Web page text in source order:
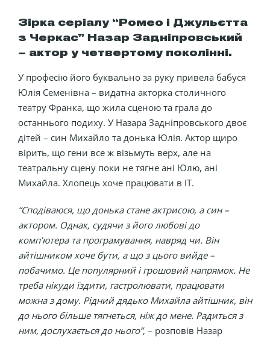
Зірка серіалу “Ромео і Джульєтта
з Черкас” Назар Задніпровський
– актор у четвертому поколінні.
У професію його буквально за руку привела бабуся
Юлія Семенівна – видатна акторка столичного
театру Франка, що жила сценою та грала до
останнього подиху. У Назара Задніпровського двоє
дітей – син Михайло та донька Юлія. Актор щиро
вірить, що гени все ж візьмуть верх, але на
театральну сцену поки не тягне ані Юлю, ані
Михайла. Хлопець хоче працювати в IT.
“Сподіваюся, що донька стане актрисою, а син –
актором. Однак, судячи з його любові до
комп’ютера та програмування, навряд чи. Він
айтішником хоче бути, а що з цього вийде –
побачимо. Це популярний і грошовий напрямок. Не
треба нікуди їздити, гастролювати, працювати
можна з дому. Рідний дядько Михайла айтішник, він
до нього більше тягнеться, ніж до мене. Радиться з
ним, дослухається до нього”, – розповів Назар